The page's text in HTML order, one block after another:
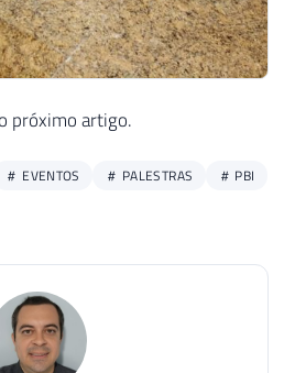
próximo artigo.
EVENTOS PALESTRAS
PBI